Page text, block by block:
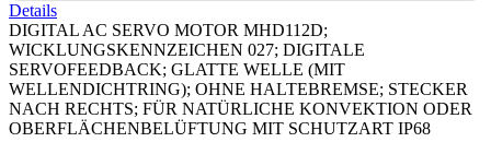
Details
DIGITAL AC SERVO MOTOR MHD112D;
WICKLUNGSKENNZEICHEN 027; DIGITALE
SERVOFEEDBACK; GLATTE WELLE (MIT
WELLENDICHTRING); OHNE HALTEBREMSE; STECKER
NACH RECHTS; FÜR NATÜRLICHE KONVEKTION ODER
OBERFLÄCHENBELÜFTUNG MIT SCHUTZART IP68